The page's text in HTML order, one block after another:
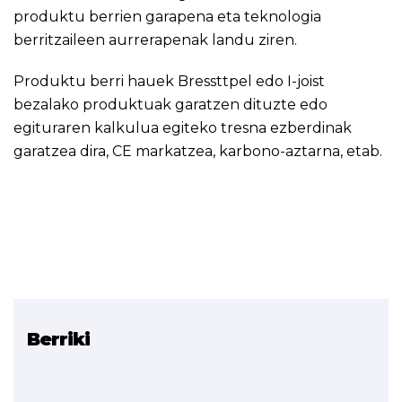
produktu berrien garapena eta teknologia
berritzaileen aurrerapenak landu ziren.
Produktu berri hauek Bressttpel edo I-joist
bezalako produktuak garatzen dituzte edo
egituraren kalkulua egiteko tresna ezberdinak
garatzea dira, CE markatzea, karbono-aztarna, etab.
Berriki